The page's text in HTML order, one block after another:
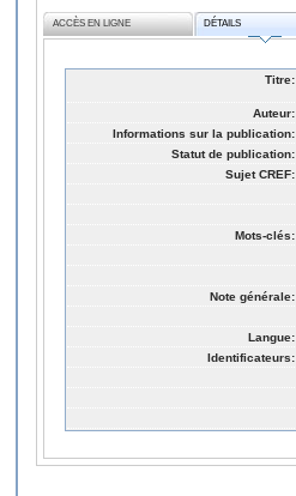
ACCÈS EN LIGNE DÉTAILS
Titre:
Auteur:
Informations sur la publication:
Statut de publication:
Sujet CREF:
Mots-clés:
Note générale:
Langue:
Identificateurs: